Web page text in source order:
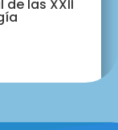
las XXII